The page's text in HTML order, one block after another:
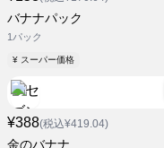
バナナパック
1パック
¥ スーパー価格
¥388(税込¥419.04)
金のバナナ